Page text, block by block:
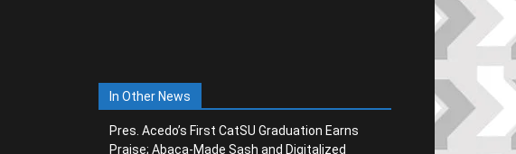
In Other News
Pres. Acedo’s First CatSU Graduation Earns
Praise; Abaca-Made Sash and Digitalized